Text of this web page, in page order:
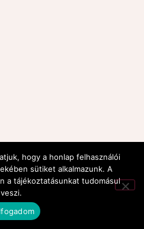
hogy a honlap felhasználói
sütiket alkalmazunk. A
a tájékoztatásunkat tudomásul
veszi.